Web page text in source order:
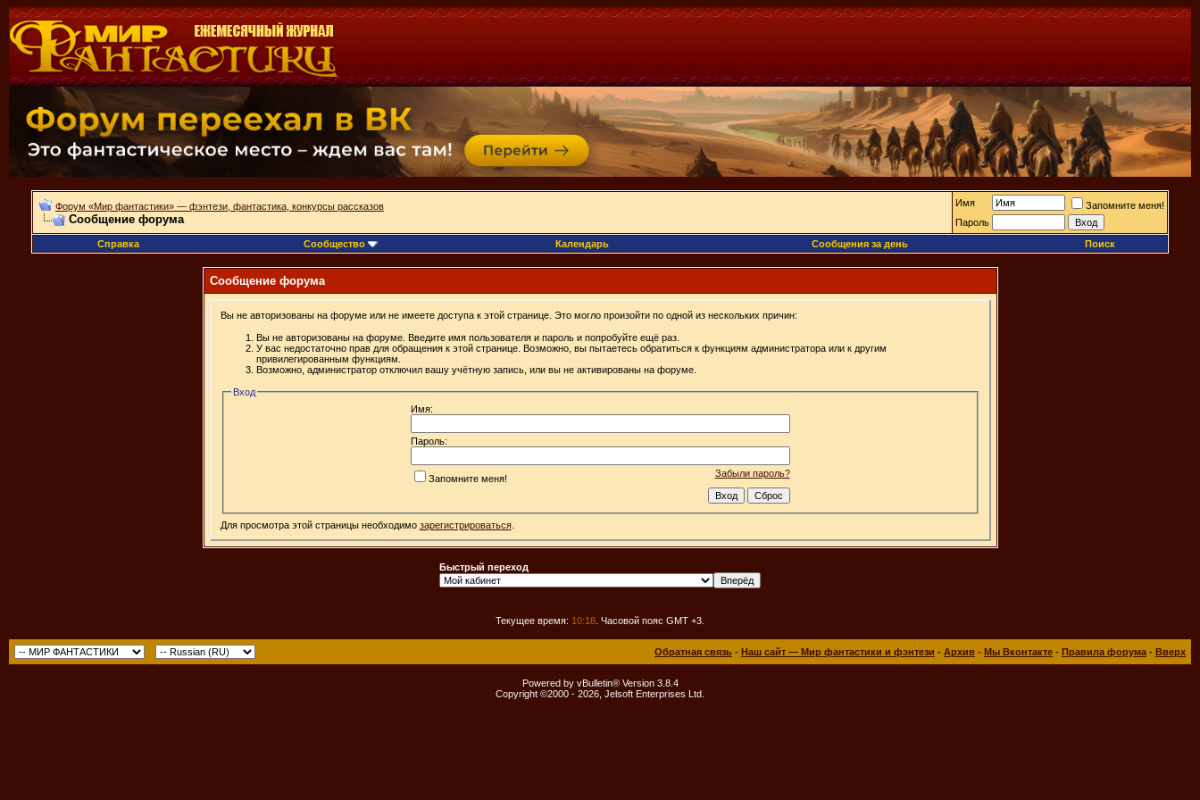
Форум «Мир фантастики» — фэнтези, фантастика, конкурсы рассказов
Сообщение форума
Имя
Запомните меня!
Пароль
Справка
Сообщество Календарь Сообщения за день Поиск
Сообщение форума
Вы не авторизованы на форуме или не имеете доступа к этой странице. Это могло произойти по одной из нескольких причин:
Вы не авторизованы на форуме. Введите имя пользователя и пароль и попробуйте ещё раз.
У вас недостаточно прав для обращения к этой странице. Возможно, вы пытаетесь обратиться к функциям администратора или к другим
привилегированным функциям.
Возможно, администратор отключил вашу учётную запись, или вы не активированы на форуме.
Вход
Имя:
Пароль:
Забыли пароль?
Запомните меня!
Для просмотра этой страницы необходимо зарегистрироваться.
Быстрый переход
Текущее время: 10:18 . Часовой пояс GMT +3.
Обратная связь - Наш сайт — Мир фантастики и фэнтези - Архив - Мы Вконтакте - Правила форума - Вверх
Powered by vBulletin® Version 3.8.4
Copyright ©2000 - 2026, Jelsoft Enterprises Ltd.